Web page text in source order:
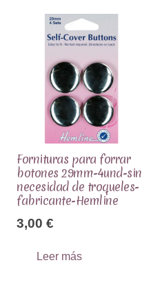
Fornituras para forrar
botones 29mm-4und-sin
necesidad de troqueles-
fabricante-Hemline
3,00 €
Leer más